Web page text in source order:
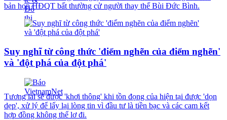
bản họp HĐQT bất thường cử người thay thế Bùi Đức Bình.
Suy nghĩ từ công thức 'điểm nghẽn của điểm nghẽn'
và 'đột phá của đột phá'
Tương lai sẽ được 'khơi thông' khi tồn đọng của hiện tại được 'dọn
dẹp', xử lý để lấy lại lòng tin vì đầu tư là tiền bạc và các cam kết
hợp đồng không thể lơ đi.